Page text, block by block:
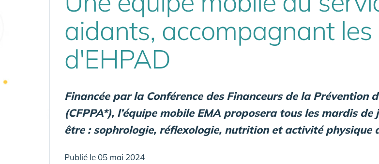
aidants, accompagnant
d'EHPAD
Financée par la Conférence des Financeurs de la Prévention
(CFPPA*), l’équipe mobile EMA proposera tous les mardis
être : sophrologie, réflexologie, nutrition et activité physique
Publié le 05 mai 2024